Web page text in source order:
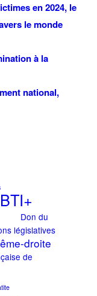
en 2024, le
le monde
à la
national,
Don du
législatives
droite
de